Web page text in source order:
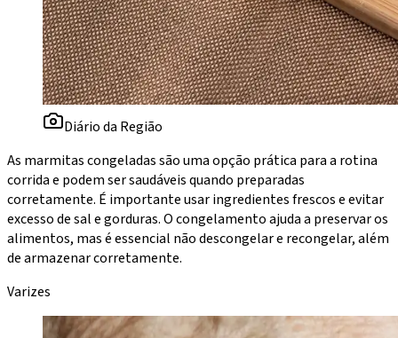
Diário da Região
As marmitas congeladas são uma opção prática para a rotina
corrida e podem ser saudáveis quando preparadas
corretamente. É importante usar ingredientes frescos e evitar
excesso de sal e gorduras. O congelamento ajuda a preservar os
alimentos, mas é essencial não descongelar e recongelar, além
de armazenar corretamente.
Varizes